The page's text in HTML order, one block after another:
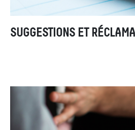
SUGGESTIONS ET